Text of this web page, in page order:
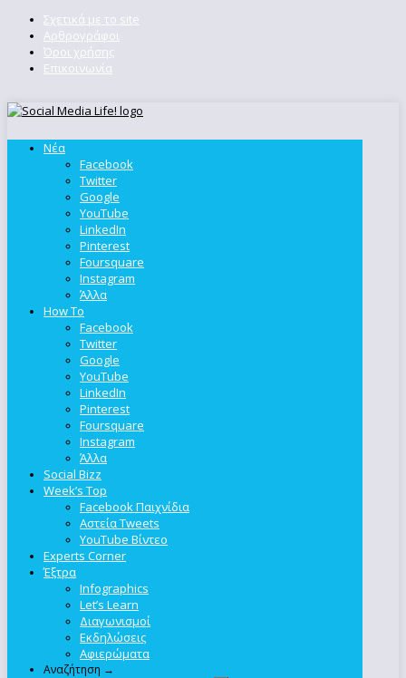
Σχετικά με το site
Αρθρογράφοι
Όροι χρήσης
Επικοινωνία
Νέα
Facebook
Twitter
Google
YouTube
LinkedIn
Pinterest
Foursquare
Instagram
Άλλα
How To
Facebook
Twitter
Google
YouTube
LinkedIn
Pinterest
Foursquare
Instagram
Άλλα
Social Bizz
Week’s Top
Facebook Παιχνίδια
Αστεία Tweets
YouTube Βίντεο
Experts Corner
Έξτρα
Infographics
Let’s Learn
Διαγωνισμοί
Εκδηλώσεις
Αφιερώματα
Αναζήτηση →